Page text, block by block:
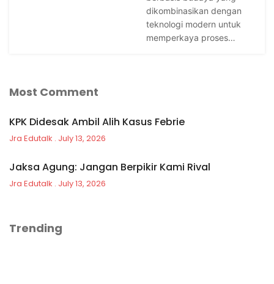
dikombinasikan dengan
teknologi modern untuk
memperkaya proses…
Most Comment
KPK Didesak Ambil Alih Kasus Febrie
Jra Edutalk July 13, 2026
Jaksa Agung: Jangan Berpikir Kami Rival
Jra Edutalk July 13, 2026
Trending